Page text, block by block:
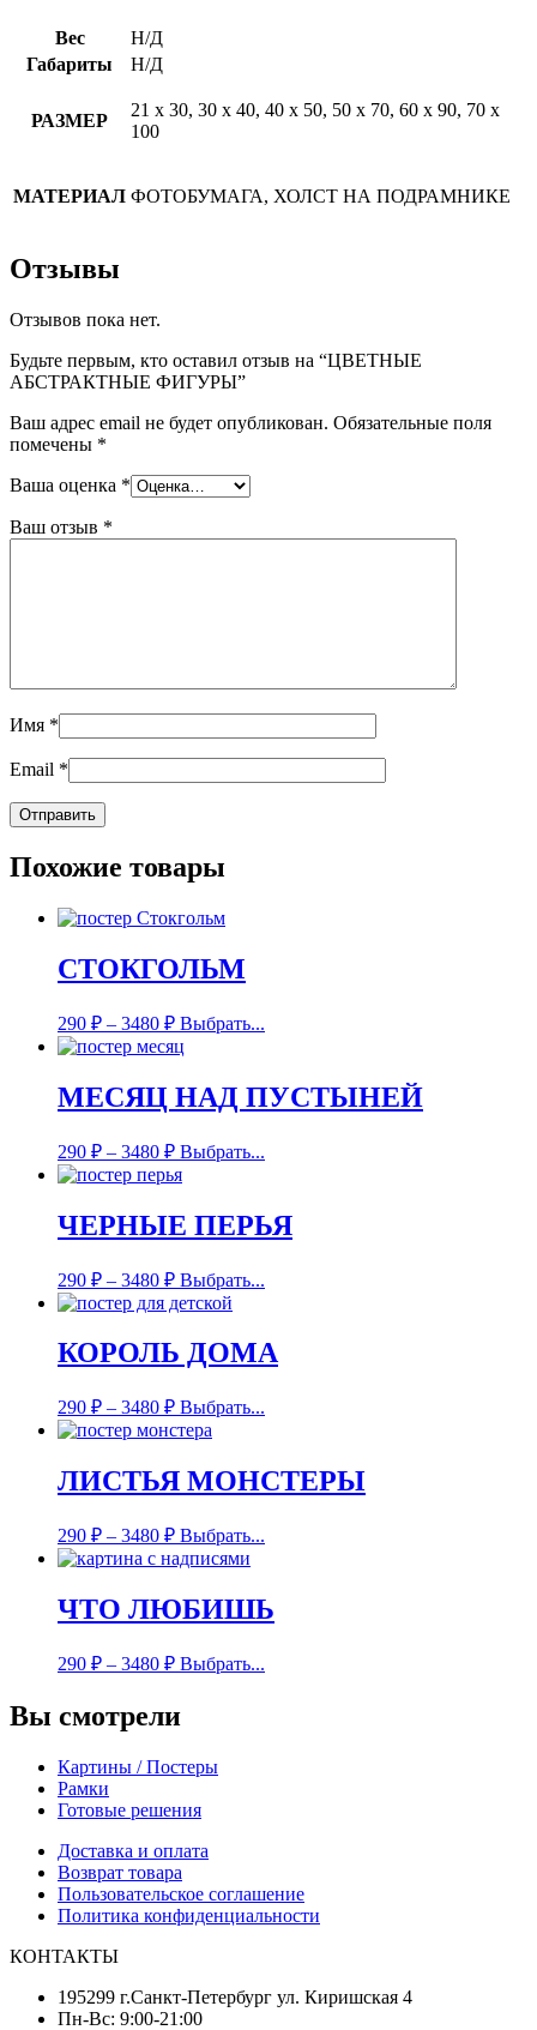
Вес
Н/Д
Габариты
Н/Д
РАЗМЕР
21 х 30, 30 х 40, 40 х 50, 50 х 70, 60 х 90, 70 х
100
МАТЕРИАЛ ФОТОБУМАГА, ХОЛСТ НА ПОДРАМНИКЕ
Отзывы
Отзывов пока нет.
Будьте первым, кто оставил отзыв на “ЦВЕТНЫЕ
АБСТРАКТНЫЕ ФИГУРЫ”
Ваш адрес email не будет опубликован. Обязательные поля
помечены *
Ваша оценка *
Ваш отзыв *
Имя *
Email *
Похожие товары
СТОКГОЛЬМ
290 ₽ – 3480 ₽ Выбрать...
МЕСЯЦ НАД ПУСТЫНЕЙ
290 ₽ – 3480 ₽ Выбрать...
ЧЕРНЫЕ ПЕРЬЯ
290 ₽ – 3480 ₽ Выбрать...
КОРОЛЬ ДОМА
290 ₽ – 3480 ₽ Выбрать...
ЛИСТЬЯ МОНСТЕРЫ
290 ₽ – 3480 ₽ Выбрать...
ЧТО ЛЮБИШЬ
290 ₽ – 3480 ₽ Выбрать...
Вы смотрели
Картины / Постеры
Рамки
Готовые решения
Доставка и оплата
Возврат товара
Пользовательское соглашение
Политика конфиденциальности
КОНТАКТЫ
195299 г.Санкт-Петербург ул. Киришская 4
Пн-Вс: 9:00-21:00